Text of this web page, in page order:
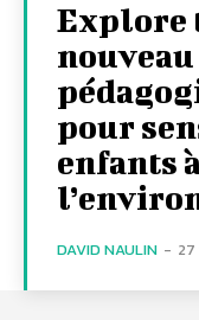
Explore
pour
enfants à
DAVID NAULIN - 27